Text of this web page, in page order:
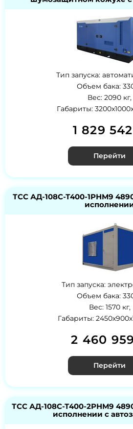
Тип запуска:
Объем бака:
Вес: 2090 кг,
Габариты:
1 829
Перейти
ТСС АД-108С-Т400-1РНМ9
Тип запуска:
Объем бака:
Вес: 1570 кг,
Габариты:
2 460
Перейти
ТСС АД-108С-Т400-2РНМ9
исполнении с